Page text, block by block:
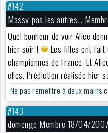
#142
Massy-pas les autres...
Quel bonheur de voir Alice
hier soir !
Les filles ont fait
championnes de France. Et
elles. Prédiction réalisée hier
Ne pas remettre à deux mains
#143
domenge Membre 18/04/2007